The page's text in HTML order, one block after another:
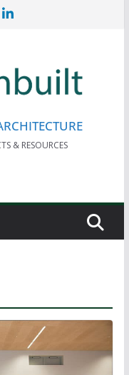
& RESOURCES